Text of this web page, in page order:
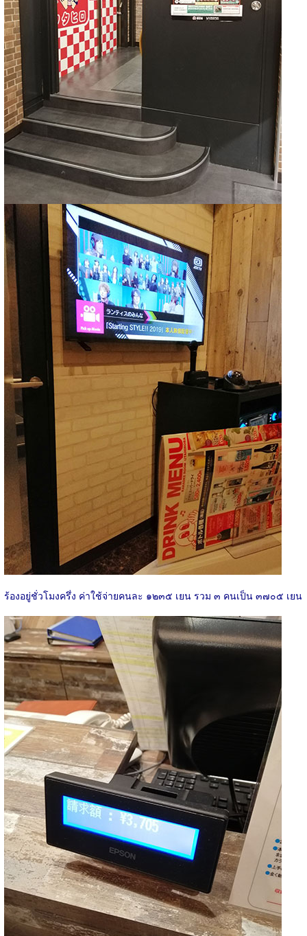
ร้องอยู่ชั่วโมงครึ่ง ค่าใช้จ่ายคนละ ๑๒๓๕ เยน รวม ๓ คนเป็น ๓๗๐๕ เยน